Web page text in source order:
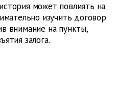
может повлиять на
изучить договор
внимание на пункты,
залога.